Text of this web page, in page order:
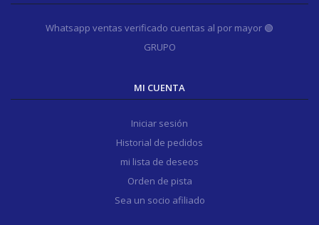
Whatsapp ventas verificado cuentas al por mayor 🟢
GRUPO
MI CUENTA
Iniciar sesión
Historial de pedidos
mi lista de deseos
Orden de pista
Sea un socio afiliado